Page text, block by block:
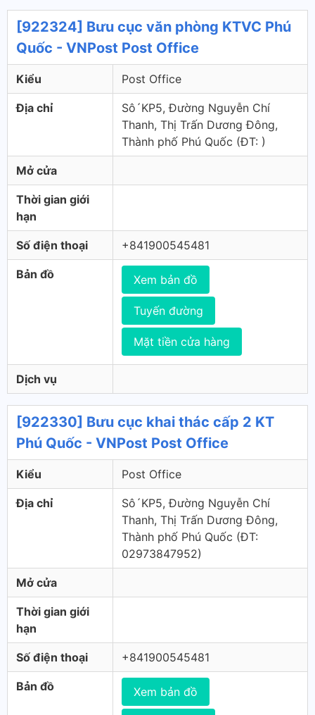
[922324] Bưu cục văn phòng KTVC Phú
Quốc - VNPost Post Office
Kiểu Post Office
Địa chỉ
Sô´KP5, Đường Nguyễn Chí
Thanh, Thị Trấn Dương Đông,
Thành phố Phú Quốc (ÐT: )
Mở cửa
Thời gian giới
hạn
Số điện thoại +841900545481
Bản đồ Xem bản đồ
Tuyến đường
Mặt tiền cửa hàng
Dịch vụ
[922330] Bưu cục khai thác cấp 2 KT
Phú Quốc - VNPost Post Office
Kiểu Post Office
Địa chỉ
Sô´KP5, Đường Nguyễn Chí
Thanh, Thị Trấn Dương Đông,
Thành phố Phú Quốc (ÐT:
02973847952)
Mở cửa
Thời gian giới
hạn
Số điện thoại +841900545481
Bản đồ Xem bản đồ